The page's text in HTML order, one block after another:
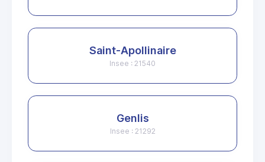
Saint-Apollinaire
Insee : 21540
Genlis
Insee : 21292